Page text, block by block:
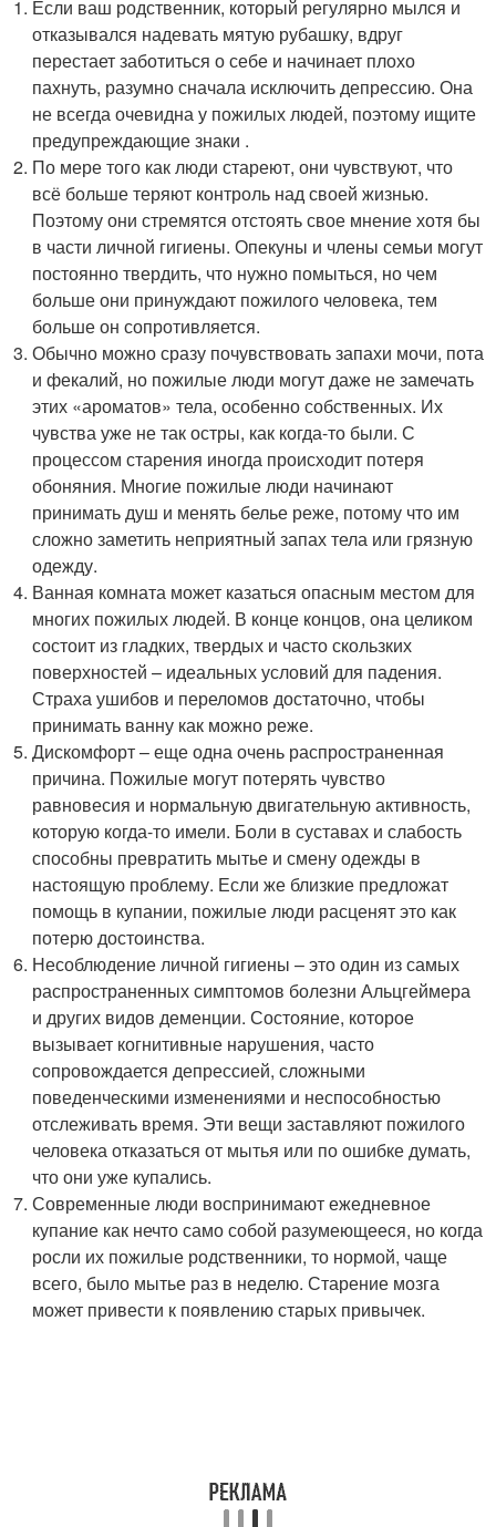
Если ваш родственник, который регулярно мылся и
отказывался надевать мятую рубашку, вдруг
перестает заботиться о себе и начинает плохо
пахнуть, разумно сначала исключить депрессию. Она
не всегда очевидна у пожилых людей, поэтому ищите
предупреждающие знаки .
По мере того как люди стареют, они чувствуют, что
всё больше теряют контроль над своей жизнью.
Поэтому они стремятся отстоять свое мнение хотя бы
в части личной гигиены. Опекуны и члены семьи могут
постоянно твердить, что нужно помыться, но чем
больше они принуждают пожилого человека, тем
больше он сопротивляется.
Обычно можно сразу почувствовать запахи мочи, пота
и фекалий, но пожилые люди могут даже не замечать
этих «ароматов» тела, особенно собственных. Их
чувства уже не так остры, как когда-то были. С
процессом старения иногда происходит потеря
обоняния. Многие пожилые люди начинают
принимать душ и менять белье реже, потому что им
сложно заметить неприятный запах тела или грязную
одежду.
Ванная комната может казаться опасным местом для
многих пожилых людей. В конце концов, она целиком
состоит из гладких, твердых и часто скользких
поверхностей – идеальных условий для падения.
Страха ушибов и переломов достаточно, чтобы
принимать ванну как можно реже.
Дискомфорт – еще одна очень распространенная
причина. Пожилые могут потерять чувство
равновесия и нормальную двигательную активность,
которую когда-то имели. Боли в суставах и слабость
способны превратить мытье и смену одежды в
настоящую проблему. Если же близкие предложат
помощь в купании, пожилые люди расценят это как
потерю достоинства.
Несоблюдение личной гигиены – это один из самых
распространенных симптомов болезни Альцгеймера
и других видов деменции. Состояние, которое
вызывает когнитивные нарушения, часто
сопровождается депрессией, сложными
поведенческими изменениями и неспособностью
отслеживать время. Эти вещи заставляют пожилого
человека отказаться от мытья или по ошибке думать,
что они уже купались.
Современные люди воспринимают ежедневное
купание как нечто само собой разумеющееся, но когда
росли их пожилые родственники, то нормой, чаще
всего, было мытье раз в неделю. Старение мозга
может привести к появлению старых привычек.